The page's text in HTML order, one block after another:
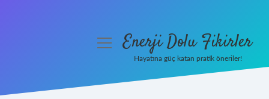
menüyüEnerji Dolu Fikirler
Hayatına güç katan pratik öneriler!